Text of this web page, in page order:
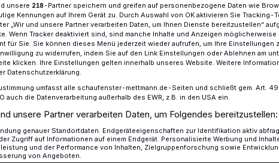
Esser feiern Eiserne Hochzeit
Esser feiern
unsere 218-Partner speichern und greifen auf personenbezogene Daten wie
Kennungen auf Ihrem Gerät zu. Durch Auswahl von OK aktivieren Sie Tracking-
„Wir und unsere Partner verarbeiten Daten, um Ihnen Dienste bereitzustellen“
Wenn Tracker deaktiviert sind, sind manche Inhalte und Anzeigen
für Sie. Sie können dieses Menü jederzeit wieder aufrufen, um Ihre Einstellungen
zu widerrufen, indem Sie auf den Link Einstellungen oder Ablehnen am
klicken. Ihre Einstellungen gelten innerhalb unseres Website. Weitere
Datenschutzerklärung.
umfasst alle schaufenster-mettmann.de-Seiten und schließt gem. Art. 49
auch die Datenverarbeitung außerhalb des EWR, z.B. in den USA ein.
unsere Partner verarbeiten Daten, um Folgendes bereitzustellen:
genauer Standortdaten. Endgeräteeigenschaften zur Identifikation aktiv
Zugriff auf Informationen auf einem Endgerät. Personalisierte Werbung und
und der Performance von Inhalten, Zielgruppenforschung sowie
von Angeboten.